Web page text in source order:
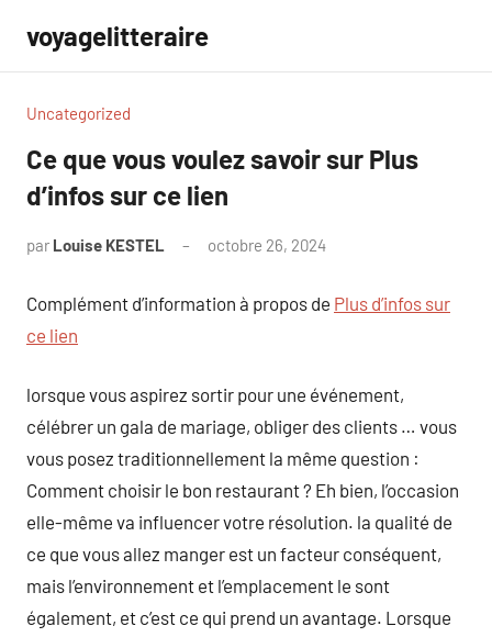
contenu
voyagelitteraire
Uncategorized
Ce que vous voulez savoir sur Plus
d’infos sur ce lien
par Louise KESTEL octobre 26, 2024
Complément d’information à propos de Plus d’infos sur
ce lien
lorsque vous aspirez sortir pour une événement,
célébrer un gala de mariage, obliger des clients … vous
vous posez traditionnellement la même question :
Comment choisir le bon restaurant ? Eh bien, l’occasion
elle-même va influencer votre résolution. la qualité de
ce que vous allez manger est un facteur conséquent,
mais l’environnement et l’emplacement le sont
également, et c’est ce qui prend un avantage. Lorsque